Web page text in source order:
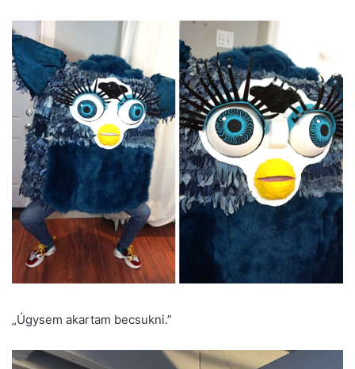
„Úgysem akartam becsukni.”